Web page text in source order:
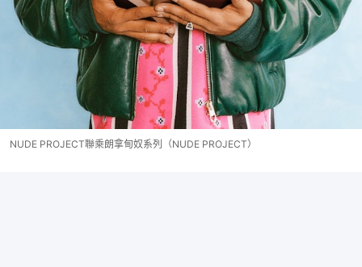
NUDE PROJECT聯乘朗拿甸奴系列（NUDE PROJECT）